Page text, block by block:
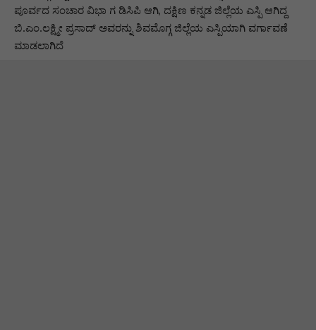
ಪೂರ್ವದ ಸಂಚಾರ ವಿಭಾ ಗ ಡಿಸಿಪಿ ಆಗಿ, ದಕ್ಷಿಣ ಕನ್ನಡ ಜಿಲ್ಲೆಯ ಎಸ್ಪಿ ಆಗಿದ್ದ
ಬಿ.ಎಂ.ಲಕ್ಷ್ಮೀ ಪ್ರಸಾದ್ ಅವರನ್ನು ಶಿವಮೊಗ್ಗ ಜಿಲ್ಲೆಯ ಎಸ್ಪಿಯಾಗಿ ವರ್ಗಾವಣೆ
ಮಾಡಲಾಗಿದೆ